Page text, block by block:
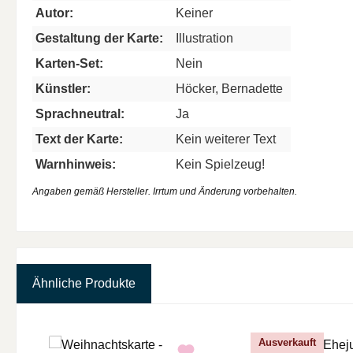
Autor:
Keiner
Gestaltung der Karte:
Illustration
Karten-Set:
Nein
Künstler:
Höcker, Bernadette
Sprachneutral:
Ja
Text der Karte:
Kein weiterer Text
Warnhinweis:
Kein Spielzeug!
Angaben gemäß Hersteller. Irrtum und Änderung vorbehalten.
Ähnliche Produkte
Ausverkauft